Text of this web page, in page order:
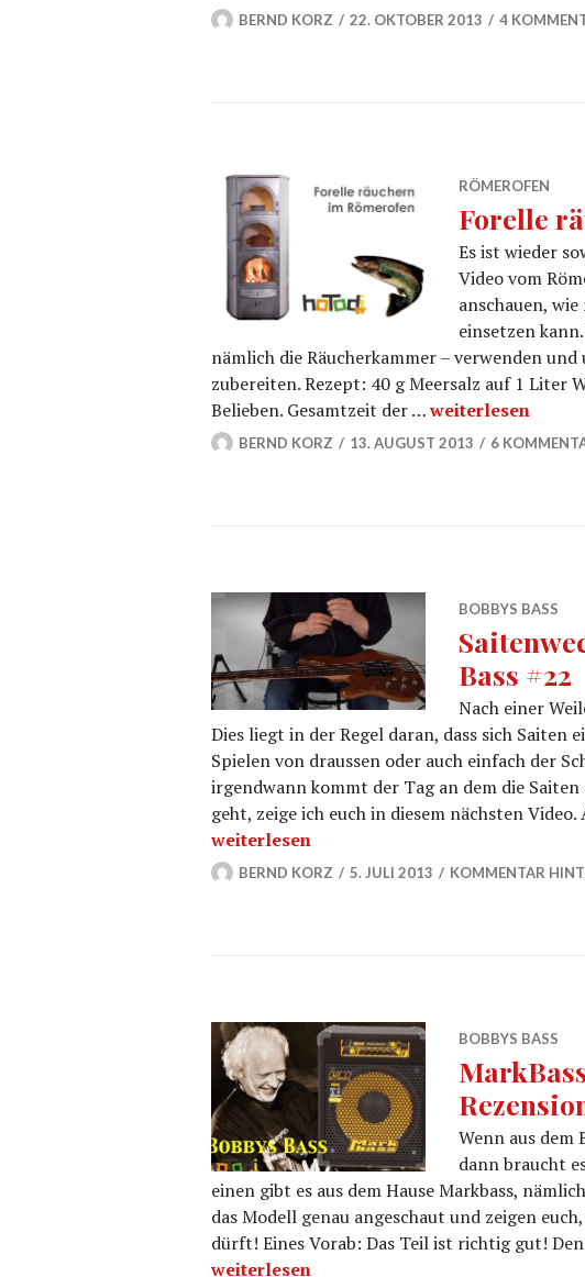
BERND KORZ 22. OKTOBER 2013 4
RÖMEROFEN
Forelle
Es ist wieder
Video vom
anschauen,
einsetzen
nämlich die Räucherkammer – verwenden
zubereiten. Rezept: 40 g Meersalz auf 1 Liter
Belieben. Gesamtzeit der …Forelle räuchern
weiterlesen
BERND KORZ 13. AUGUST 2013 6
BOBBYS BASS
Bass #22
Nach einer
Dies liegt in der Regel daran, dass sich Saiten
Spielen von draussen oder auch einfach der
irgendwann kommt der Tag an dem die
geht, zeige ich euch in diesem nächsten
Saitenwechsel am E-Bass – Bobbys Bass #22
weiterlesen
BERND KORZ 5. JULI 2013 KOMMENTAR
BOBBYS BASS
Wenn aus dem
dann braucht
einen gibt es aus dem Hause Markbass,
das Modell genau angeschaut und zeigen
dürft! Eines Vorab: Das Teil ist richtig gut!
MarkBass Bassamp Jeff Berlin – Rezension
weiterlesen